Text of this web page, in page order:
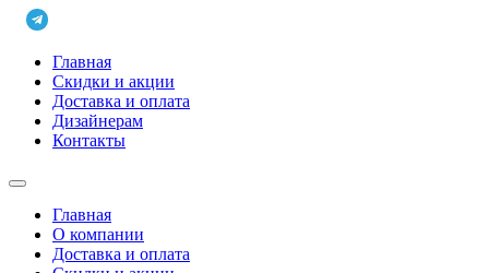
Главная
Скидки и акции
Доставка и оплата
Дизайнерам
Контакты
Главная
О компании
Доставка и оплата